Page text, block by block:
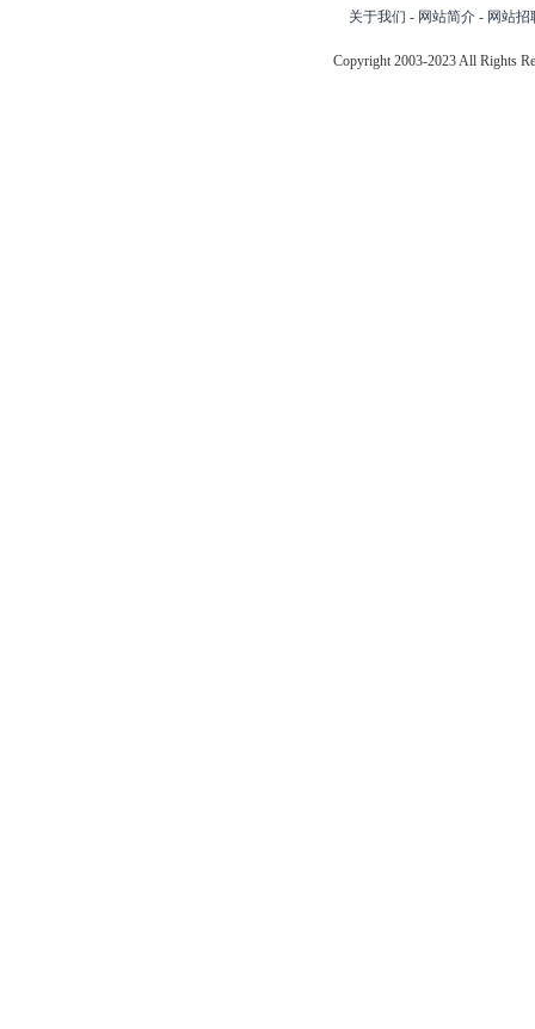
关于我们 - 网站简介 - 网站招
Copyright 2003-2023 All Rights